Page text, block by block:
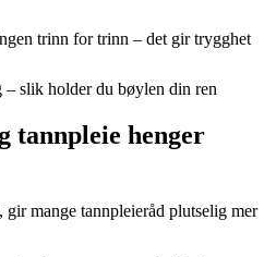
trinn for trinn – det gir trygghet
slik holder du bøylen din ren
tannpleie henger
gir mange tannpleieråd plutselig mer